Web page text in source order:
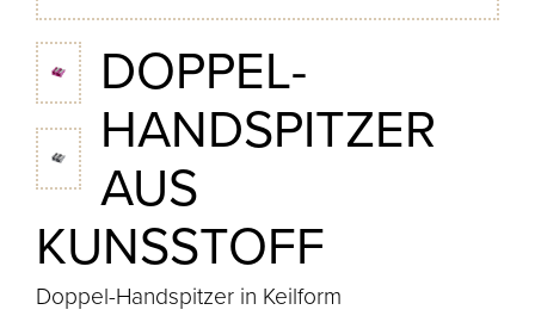
DOPPEL-
HANDSPITZER
AUS
KUNSSTOFF
Doppel-Handspitzer in Keilform